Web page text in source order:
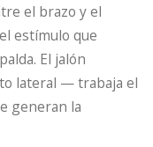
el brazo y el
estímulo que
El jalón
lateral — trabaja el
generan la